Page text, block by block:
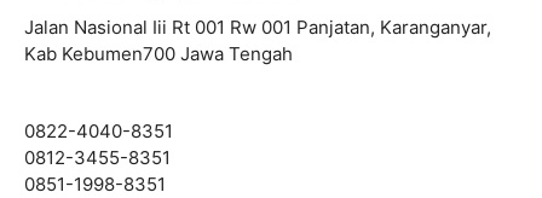
Jalan Nasional Iii Rt 001 Rw 001 Panjatan, Karanganyar,
Kab Kebumen700 Jawa Tengah
0822-4040-8351
0812-3455-8351
0851-1998-8351